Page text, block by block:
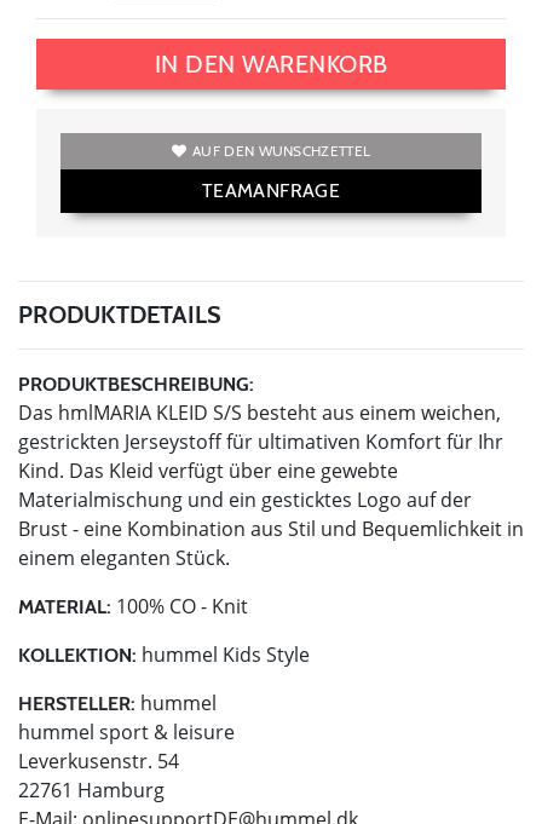
IN DEN WARENKORB
AUF DEN WUNSCHZETTEL
TEAMANFRAGE
PRODUKTDETAILS
PRODUKTBESCHREIBUNG:
Das hmlMARIA KLEID S/S besteht aus einem weichen,
gestrickten Jerseystoff für ultimativen Komfort für Ihr
Kind. Das Kleid verfügt über eine gewebte
Materialmischung und ein gesticktes Logo auf der
Brust - eine Kombination aus Stil und Bequemlichkeit in
einem eleganten Stück.
MATERIAL: 100% CO - Knit
KOLLEKTION: hummel Kids Style
HERSTELLER: hummel
hummel sport & leisure
Leverkusenstr. 54
22761 Hamburg